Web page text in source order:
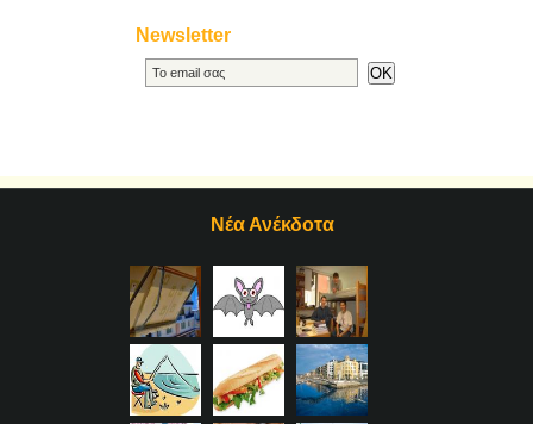
Newsletter
Νέα Ανέκδοτα